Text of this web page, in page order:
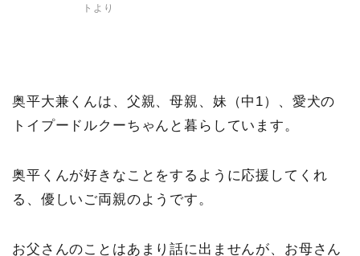
トより
奥平大兼くんは、父親、母親、妹（中1）、愛犬の
トイプードルクーちゃんと暮らしています。
奥平くんが好きなことをするように応援してくれ
る、優しいご両親のようです。
お父さんのことはあまり話に出ませんが、お母さん